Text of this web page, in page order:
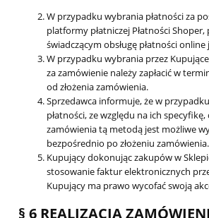
W przypadku wybrania płatności za
platformy płatniczej Płatności
świadczącym obsługę płatności online
W przypadku wybrania przez
za zamówienie należy zapłacić w
od złożenia zamówienia.
Sprzedawca informuje, że w
płatności, ze względu na ich specyfikę,
zamówienia tą metodą jest możliwe
bezpośrednio po złożeniu zamówienia.
Kupujący dokonując zakupów w
stosowanie faktur elektronicznych
Kupujący ma prawo wycofać swoją
§ 6 REALIZACJA